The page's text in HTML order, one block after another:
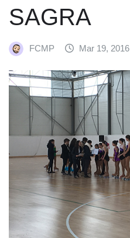
SAGRA
FCMP Mar 19, 2016